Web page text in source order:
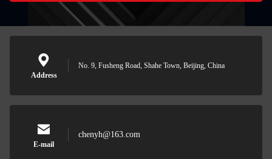
Address
No. 9, Fusheng Road, Shahe Town, Beijing, China
E-mail
chenyh@163.com